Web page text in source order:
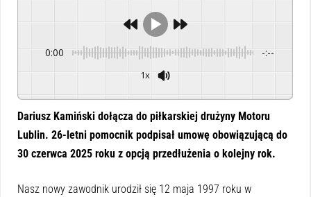
0:00 -:--
1x
Dariusz Kamiński dołącza do piłkarskiej drużyny Motoru
Lublin. 26-letni pomocnik podpisał umowę obowiązującą do
30 czerwca 2025 roku z opcją przedłużenia o kolejny rok.
Nasz nowy zawodnik urodził się 12 maja 1997 roku w